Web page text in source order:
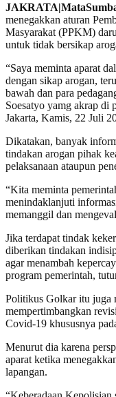
menegakkan aturan
Masyarakat (PPKM)
untuk tidak bersikap
“Saya meminta aparat
dengan sikap arogan,
bawah dan para
Soesatyo yamg akrap di
Jakarta, Kamis, 22 Juli
Dikatakan, banyak
tindakan arogan pihak
pelaksanaan ataupun
“Kita meminta
menindaklanjuti
memanggil dan
Jika terdapat tindak
diberikan tindakan
agar menambah
program pemerintah,
Politikus Golkar itu juga
mempertimbangkan
Covid-19 khususnya
Menurut dia karena
aparat ketika
lapangan.